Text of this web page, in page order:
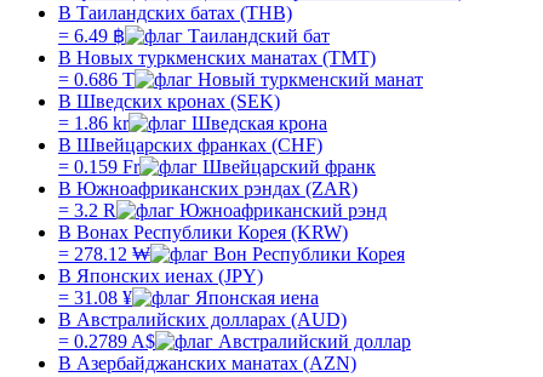
В Таиландских батах (THB)
= 6.49 ฿
В Новых туркменских манатах (TMT)
= 0.686 T
В Шведских кронах (SEK)
= 1.86 kr
В Швейцарских франках (CHF)
= 0.159 Fr
В Южноафриканских рэндах (ZAR)
= 3.2 R
В Вонах Республики Корея (KRW)
= 278.12 ₩
В Японских иенах (JPY)
= 31.08 ¥
В Австралийских долларах (AUD)
= 0.2789 A$
В Азербайджанских манатах (AZN)